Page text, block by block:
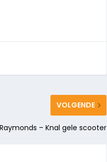
VOLGENDE
– Knal gele scooter